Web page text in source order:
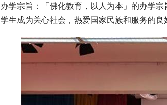
办学宗旨：「佛化教育，以人为本」的办学
学生成为关心社会，热爱国家民族和服务的